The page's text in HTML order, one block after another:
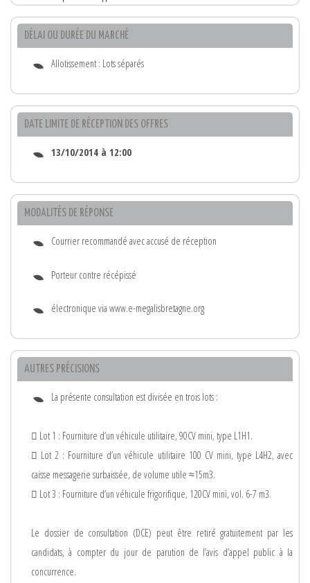
DÉLAI OU DURÉE DU MARCHÉ
Allotissement : Lots séparés
DATE LIMITE DE RÉCEPTION DES OFFRES
13/10/2014 à 12:00
MODALITÉS DE RÉPONSE
Courrier recommandé avec accusé de réception
Porteur contre récépissé
électronique via www.e-megalisbretagne.org
AUTRES PRÉCISIONS
La présente consultation est divisée en trois lots :
 Lot 1 : Fourniture d’un véhicule utilitaire, 90CV mini, type L1H1.
 Lot 2 : Fourniture d’un véhicule utilitaire 100 CV mini, type L4H2, avec
caisse messagerie surbaissée, de volume utile ≈15m3.
 Lot 3 : Fourniture d’un véhicule frigorifique, 120CV mini, vol. 6-7 m3.
Le dossier de consultation (DCE) peut être retiré gratuitement par les
candidats, à compter du jour de parution de l’avis d’appel public à la
concurrence.